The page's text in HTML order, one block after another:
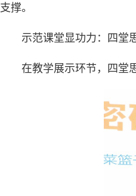
支撑。
示范课堂显功力：四堂
在教学展示环节，四堂